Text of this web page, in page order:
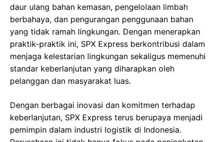
daur ulang bahan kemasan, pengelolaan limbah
berbahaya, dan pengurangan penggunaan bahan
yang tidak ramah lingkungan. Dengan menerapkan
praktik-praktik ini, SPX Express berkontribusi dalam
menjaga kelestarian lingkungan sekaligus memenuhi
standar keberlanjutan yang diharapkan oleh
pelanggan dan masyarakat luas.
Dengan berbagai inovasi dan komitmen terhadap
keberlanjutan, SPX Express terus berupaya menjadi
pemimpin dalam industri logistik di Indonesia.